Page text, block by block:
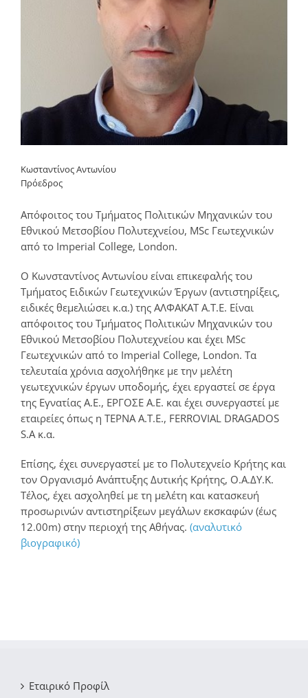
Κωσταντίνος Αντωνίου
Πρόεδρος
Απόφοιτος του Τμήματος Πολιτικών Μηχανικών του
Εθνικού Μετσοβίου Πολυτεχνείου, MSc Γεωτεχνικών
από το Imperial College, London.
O Κωνσταντίνος Αντωνίου είναι επικεφαλής του
Τμήματος Ειδικών Γεωτεχνικών Έργων (αντιστηρίξεις,
ειδικές θεμελιώσει κ.α.) της ΑΛΦΑΚΑΤ Α.Τ.Ε. Είναι
απόφοιτος του Τμήματος Πολιτικών Μηχανικών του
Εθνικού Μετσοβίου Πολυτεχνείου και έχει MSc
Γεωτεχνικών από το Imperial College, London. Τα
τελευταία χρόνια ασχολήθηκε με την μελέτη
γεωτεχνικών έργων υποδομής, έχει εργαστεί σε έργα
της Εγνατίας Α.Ε., ΕΡΓΟΣΕ Α.Ε. και έχει συνεργαστεί με
εταιρείες όπως η ΤΕΡΝΑ Α.Τ.Ε., FERROVIAL DRAGADOS
S.A κ.α.
Επίσης, έχει συνεργαστεί με το Πολυτεχνείο Κρήτης και
τον Οργανισμό Ανάπτυξης Δυτικής Κρήτης, Ο.Α.ΔΥ.Κ.
Τέλος, έχει ασχοληθεί με τη μελέτη και κατασκευή
προσωρινών αντιστηρίξεων μεγάλων εκσκαφών (έως
12.00m) στην περιοχή της Αθήνας. (αναλυτικό
βιογραφικό)
Εταιρικό Προφίλ